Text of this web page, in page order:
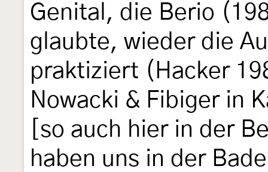
Genital, die Berio
glaubte, wieder die
praktiziert (Hacker
Nowacki & Fibiger in
[so auch hier in der
haben uns in der